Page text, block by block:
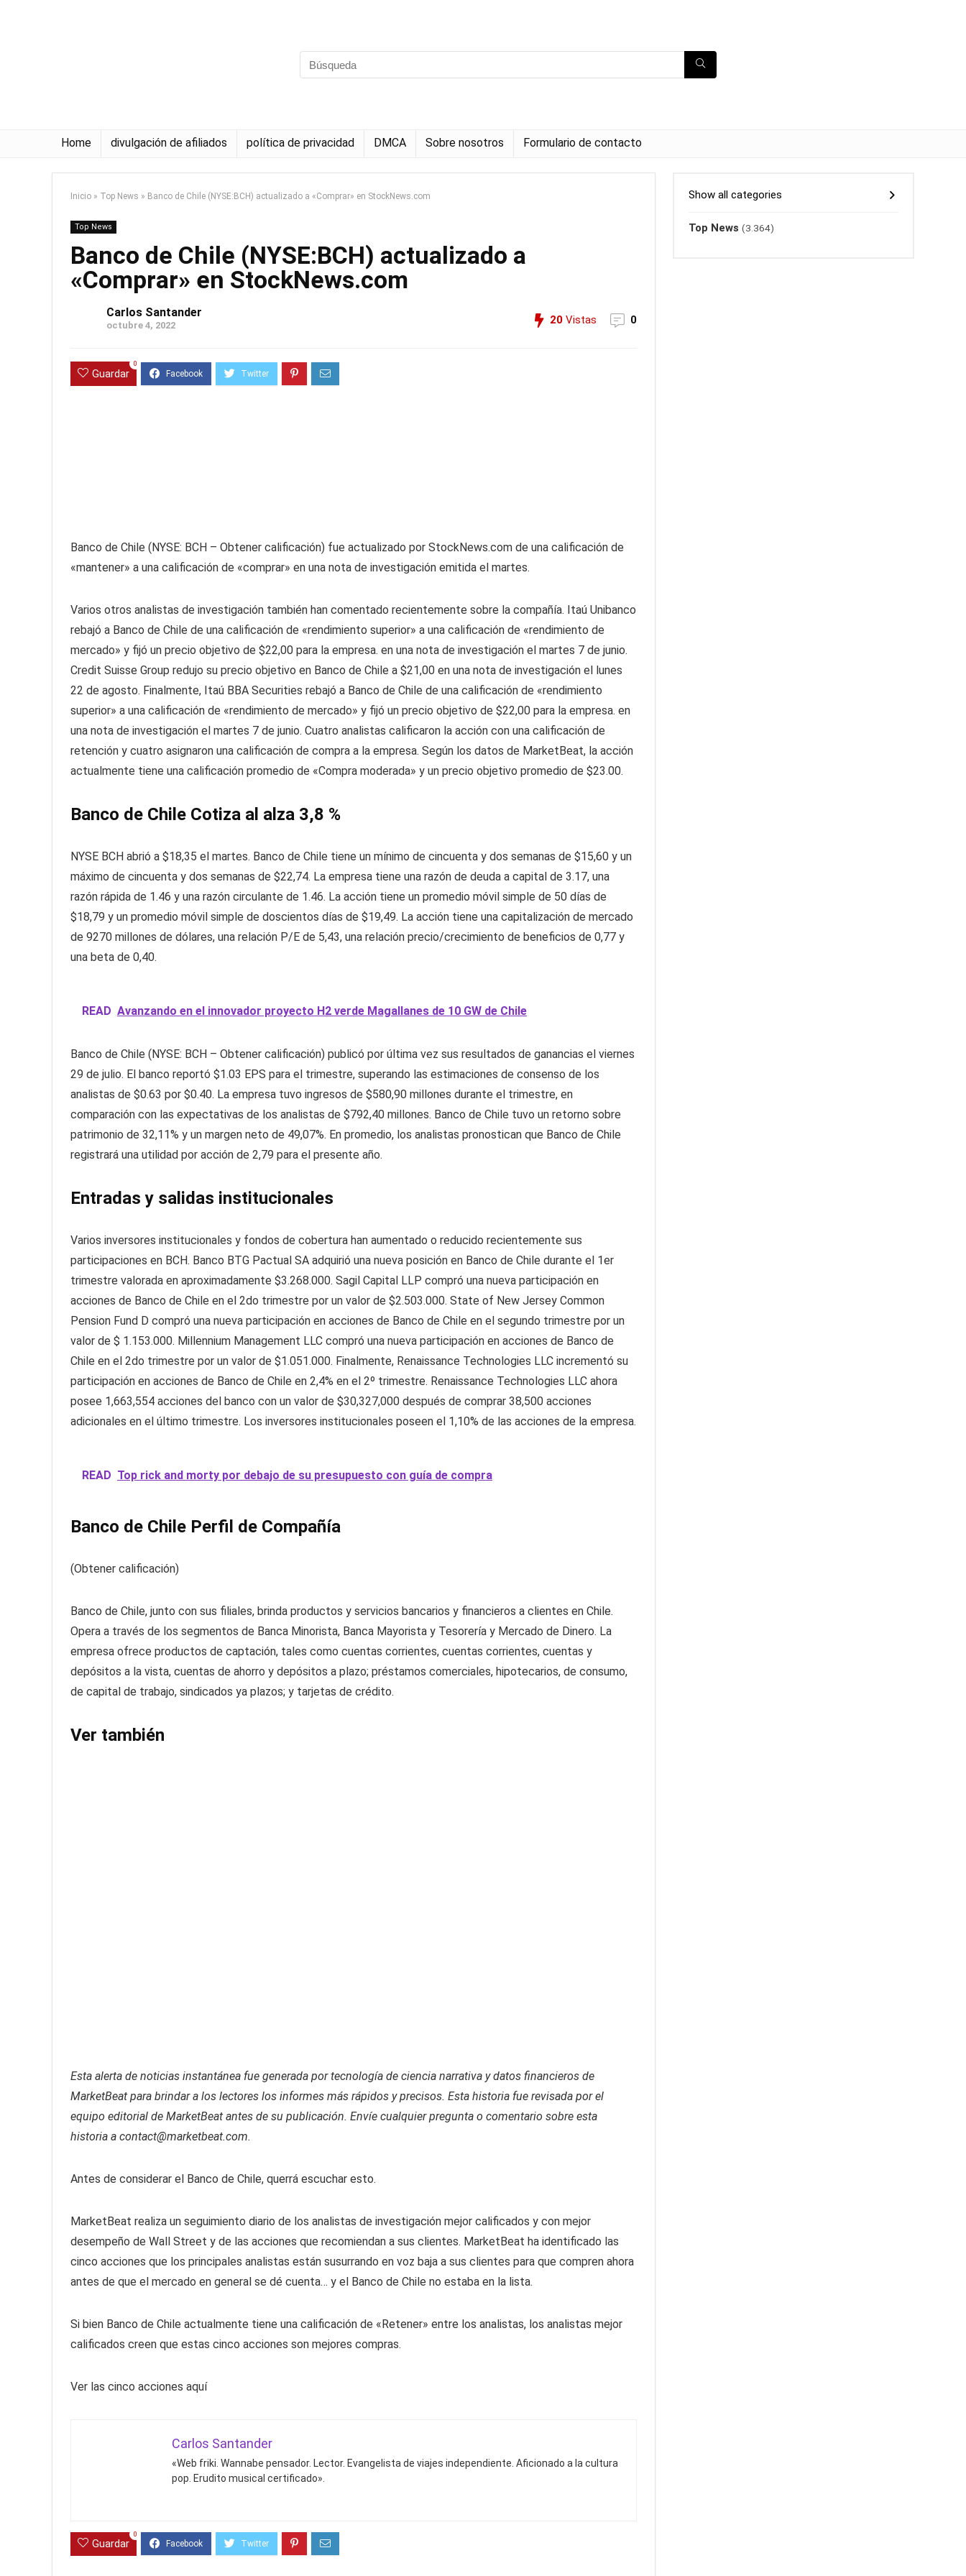
Home divulgación de afiliados política de privacidad DMCA Sobre nosotros Formulario de contacto
Inicio » Top News » Banco de Chile (NYSE:BCH) actualizado a «Comprar» en StockNews.com
Top News
Banco de Chile (NYSE:BCH) actualizado a
«Comprar» en StockNews.com
Carlos Santander
octubre 4, 2022 20 Vistas 0
Guardar
0
Banco de Chile (NYSE: BCH – Obtener calificación) fue actualizado por StockNews.com de una calificación de
«mantener» a una calificación de «comprar» en una nota de investigación emitida el martes.
Varios otros analistas de investigación también han comentado recientemente sobre la compañía. Itaú Unibanco
rebajó a Banco de Chile de una calificación de «rendimiento superior» a una calificación de «rendimiento de
mercado» y fijó un precio objetivo de $22,00 para la empresa. en una nota de investigación el martes 7 de junio.
Credit Suisse Group redujo su precio objetivo en Banco de Chile a $21,00 en una nota de investigación el lunes
22 de agosto. Finalmente, Itaú BBA Securities rebajó a Banco de Chile de una calificación de «rendimiento
superior» a una calificación de «rendimiento de mercado» y fijó un precio objetivo de $22,00 para la empresa. en
una nota de investigación el martes 7 de junio. Cuatro analistas calificaron la acción con una calificación de
retención y cuatro asignaron una calificación de compra a la empresa. Según los datos de MarketBeat, la acción
actualmente tiene una calificación promedio de «Compra moderada» y un precio objetivo promedio de $23.00.
Banco de Chile Cotiza al alza 3,8 %
NYSE BCH abrió a $18,35 el martes. Banco de Chile tiene un mínimo de cincuenta y dos semanas de $15,60 y un
máximo de cincuenta y dos semanas de $22,74. La empresa tiene una razón de deuda a capital de 3.17, una
razón rápida de 1.46 y una razón circulante de 1.46. La acción tiene un promedio móvil simple de 50 días de
$18,79 y un promedio móvil simple de doscientos días de $19,49. La acción tiene una capitalización de mercado
de 9270 millones de dólares, una relación P/E de 5,43, una relación precio/crecimiento de beneficios de 0,77 y
una beta de 0,40.
READ Avanzando en el innovador proyecto H2 verde Magallanes de 10 GW de Chile
Banco de Chile (NYSE: BCH – Obtener calificación) publicó por última vez sus resultados de ganancias el viernes
29 de julio. El banco reportó $1.03 EPS para el trimestre, superando las estimaciones de consenso de los
analistas de $0.63 por $0.40. La empresa tuvo ingresos de $580,90 millones durante el trimestre, en
comparación con las expectativas de los analistas de $792,40 millones. Banco de Chile tuvo un retorno sobre
patrimonio de 32,11% y un margen neto de 49,07%. En promedio, los analistas pronostican que Banco de Chile
registrará una utilidad por acción de 2,79 para el presente año.
Entradas y salidas institucionales
Varios inversores institucionales y fondos de cobertura han aumentado o reducido recientemente sus
participaciones en BCH. Banco BTG Pactual SA adquirió una nueva posición en Banco de Chile durante el 1er
trimestre valorada en aproximadamente $3.268.000. Sagil Capital LLP compró una nueva participación en
acciones de Banco de Chile en el 2do trimestre por un valor de $2.503.000. State of New Jersey Common
Pension Fund D compró una nueva participación en acciones de Banco de Chile en el segundo trimestre por un
valor de $ 1.153.000. Millennium Management LLC compró una nueva participación en acciones de Banco de
Chile en el 2do trimestre por un valor de $1.051.000. Finalmente, Renaissance Technologies LLC incrementó su
participación en acciones de Banco de Chile en 2,4% en el 2º trimestre. Renaissance Technologies LLC ahora
posee 1,663,554 acciones del banco con un valor de $30,327,000 después de comprar 38,500 acciones
adicionales en el último trimestre. Los inversores institucionales poseen el 1,10% de las acciones de la empresa.
READ Top rick and morty por debajo de su presupuesto con guía de compra
Banco de Chile Perfil de Compañía
(Obtener calificación)
Banco de Chile, junto con sus filiales, brinda productos y servicios bancarios y financieros a clientes en Chile.
Opera a través de los segmentos de Banca Minorista, Banca Mayorista y Tesorería y Mercado de Dinero. La
empresa ofrece productos de captación, tales como cuentas corrientes, cuentas corrientes, cuentas y
depósitos a la vista, cuentas de ahorro y depósitos a plazo; préstamos comerciales, hipotecarios, de consumo,
de capital de trabajo, sindicados ya plazos; y tarjetas de crédito.
Ver también
Esta alerta de noticias instantánea fue generada por tecnología de ciencia narrativa y datos financieros de
MarketBeat para brindar a los lectores los informes más rápidos y precisos. Esta historia fue revisada por el
equipo editorial de MarketBeat antes de su publicación. Envíe cualquier pregunta o comentario sobre esta
historia a contact@marketbeat.com.
Antes de considerar el Banco de Chile, querrá escuchar esto.
MarketBeat realiza un seguimiento diario de los analistas de investigación mejor calificados y con mejor
desempeño de Wall Street y de las acciones que recomiendan a sus clientes. MarketBeat ha identificado las
cinco acciones que los principales analistas están susurrando en voz baja a sus clientes para que compren ahora
antes de que el mercado en general se dé cuenta… y el Banco de Chile no estaba en la lista.
Si bien Banco de Chile actualmente tiene una calificación de «Retener» entre los analistas, los analistas mejor
calificados creen que estas cinco acciones son mejores compras.
Ver las cinco acciones aquí
Carlos Santander
«Web friki. Wannabe pensador. Lector. Evangelista de viajes independiente. Aficionado a la cultura
pop. Erudito musical certificado».
Guardar
0
Show all categories
Top News (3.364)